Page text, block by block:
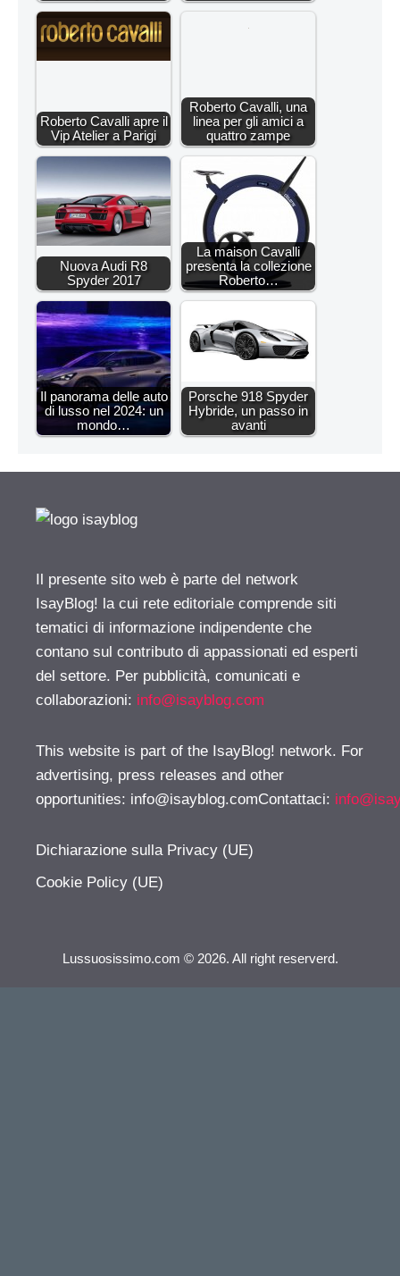
Roberto Cavalli apre il
Vip Atelier a Parigi
Roberto Cavalli, una
linea per gli amici a
quattro zampe
Nuova Audi R8
Spyder 2017
La maison Cavalli
presenta la collezione
Roberto…
Il panorama delle auto
di lusso nel 2024: un
mondo…
Porsche 918 Spyder
Hybride, un passo in
avanti
Il presente sito web è parte del network
IsayBlog! la cui rete editoriale comprende siti
tematici di informazione indipendente che
contano sul contributo di appassionati ed esperti
del settore. Per pubblicità, comunicati e
collaborazioni: info@isayblog.com
This website is part of the IsayBlog! network. For
advertising, press releases and other
opportunities: info@isayblog.comContattaci:
Dichiarazione sulla Privacy (UE)
Cookie Policy (UE)
Lussuosissimo.com © 2026. All right reserverd.